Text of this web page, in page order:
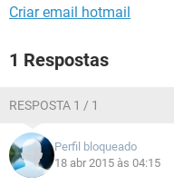
Criar email hotmail
1 Respostas
RESPOSTA 1 / 1
Perfil bloqueado
18 abr 2015 às 04:15